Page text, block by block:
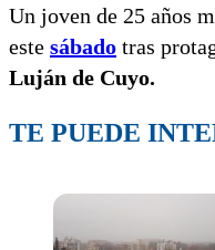
Un joven de 25 años
este sábado tras
Luján de Cuyo.
TE PUEDE